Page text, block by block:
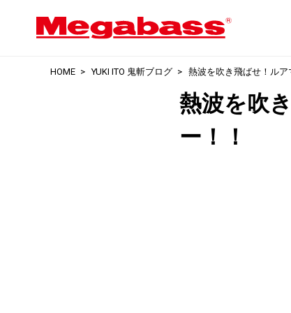
HOME YUKI ITO 鬼斬ブログ 熱波を吹き飛ばせ！ルア
熱波を吹
ー！！